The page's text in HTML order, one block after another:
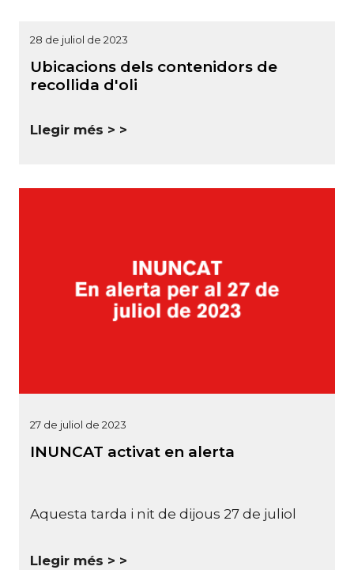
28 de juliol de 2023
Ubicacions dels contenidors de
recollida d'oli
Llegir més >
27 de juliol de 2023
INUNCAT activat en alerta
Aquesta tarda i nit de dijous 27 de juliol
Llegir més >